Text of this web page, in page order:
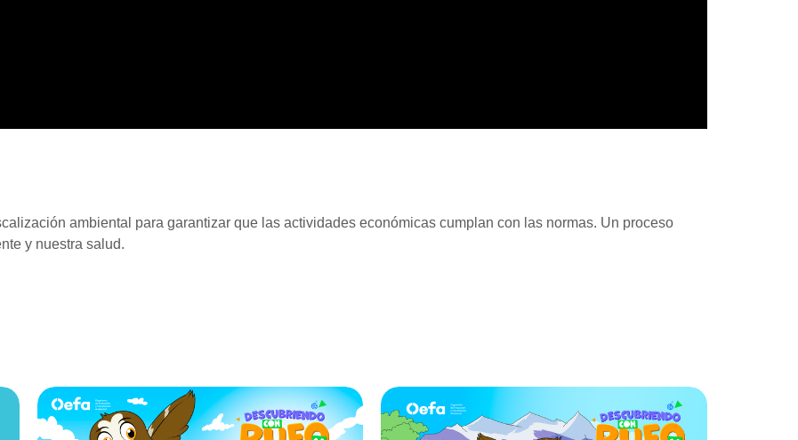
ambiental para garantizar que las actividades económicas cumplan con las normas. Un proceso
y nuestra salud.